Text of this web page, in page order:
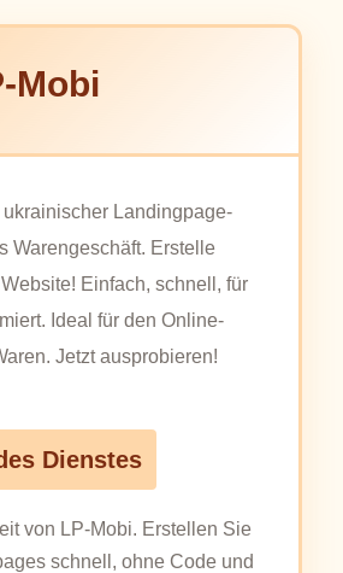
Mobi
Landingpage-
Warengeschäft. Erstelle
Einfach, schnell, für
Ideal für den Online-
Jetzt ausprobieren!
Dienstes
von LP-Mobi. Erstellen Sie
schnell, ohne Code und